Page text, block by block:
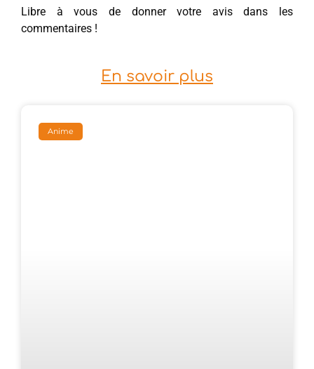
Libre à vous de donner votre avis dans les
commentaires !
En savoir plus
Anime